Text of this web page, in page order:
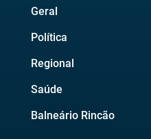
Geral
Política
Regional
Saúde
Balneário Rincão